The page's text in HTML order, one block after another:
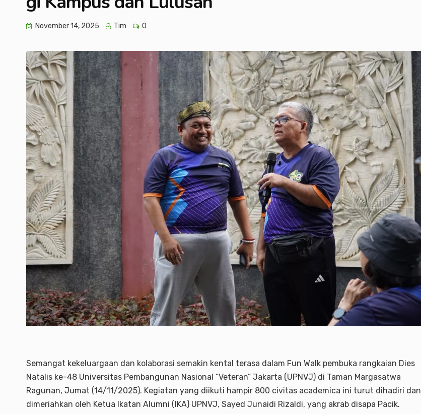
November 14, 2025 Tim 0
Semangat kekeluargaan dan kolaborasi semakin kental terasa dalam Fun Walk pembuka rangkaian Dies
Natalis ke-48 Universitas Pembangunan Nasional “Veteran” Jakarta (UPNVJ) di Taman Margasatwa
Ragunan, Jumat (14/11/2025). Kegiatan yang diikuti hampir 800 civitas academica ini turut dihadiri dan
dimeriahkan oleh Ketua Ikatan Alumni (IKA) UPNVJ, Sayed Junaidi Rizaldi, yang akrab disapa Pacik.